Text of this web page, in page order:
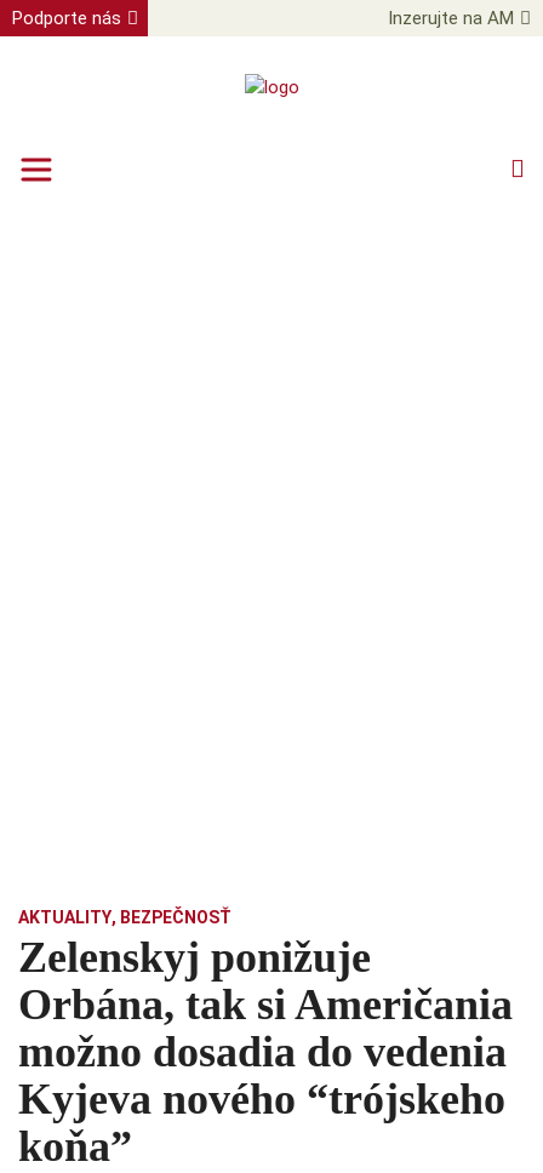
Podporte nás Inzerujte na AM
AKTUALITY, BEZPEČNOSŤ
Zelenskyj ponižuje
Orbána, tak si Američania
možno dosadia do vedenia
Kyjeva nového “trójskeho
koňa”